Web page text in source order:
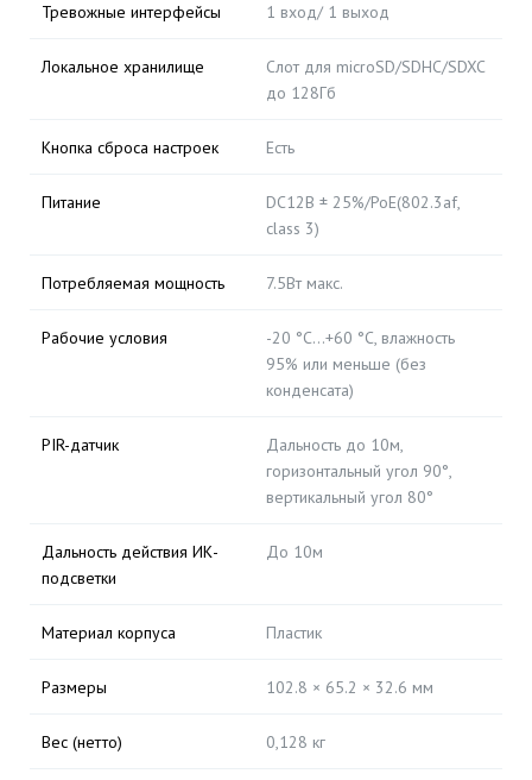
Тревожные интерфейсы 1 вход/ 1 выход
Локальное хранилище
Слот для microSD/SDHC/SDXC
до 128Гб
Кнопка сброса настроек Есть
Питание
DC12В ± 25%/PoE(802.3af,
class 3)
Потребляемая мощность 7.5Вт макс.
Рабочие условия
-20 °C…+60 °C, влажность
95% или меньше (без
конденсата)
PIR-датчик
Дальность до 10м,
горизонтальный угол 90°,
вертикальный угол 80°
Дальность действия ИК-
подсветки
До 10м
Материал корпуса Пластик
Размеры 102.8 × 65.2 × 32.6 мм
Вес (нетто) 0,128 кг